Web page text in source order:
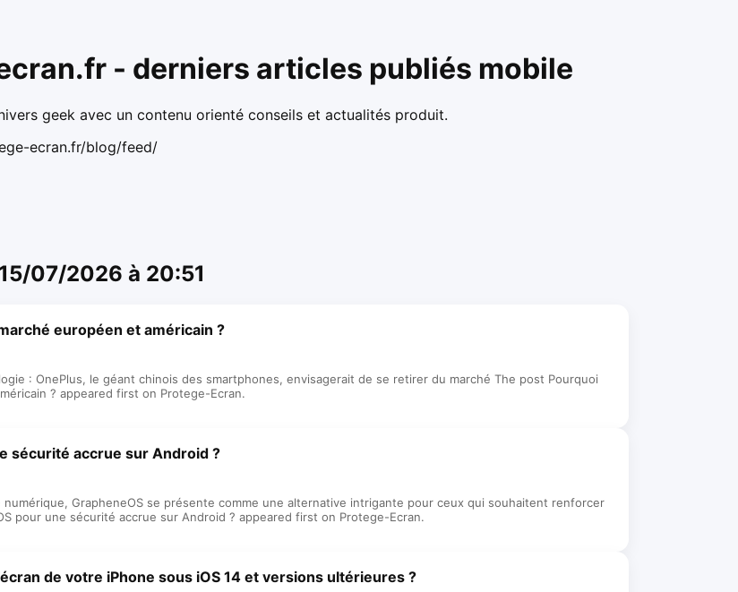
- derniers articles publiés mobile
geek avec un contenu orienté conseils et actualités produit.
ecran.fr/blog/feed/
07/2026 à 20:51
européen et américain ?
: OnePlus, le géant chinois des smartphones, envisagerait de se retirer du marché The post Pourquoi
? appeared first on Protege-Ecran.
sécurité accrue sur Android ?
GrapheneOS se présente comme une alternative intrigante pour ceux qui souhaitent renforcer
pour une sécurité accrue sur Android ? appeared first on Protege-Ecran.
de votre iPhone sous iOS 14 et versions ultérieures ?